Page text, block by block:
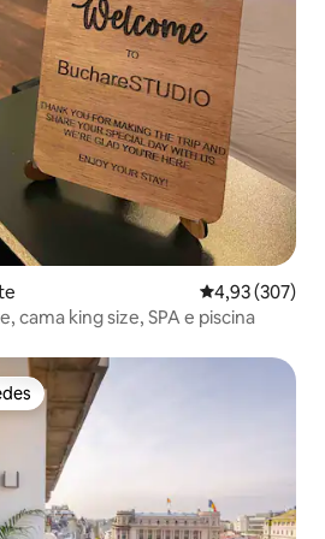
4,93 de uma
4,93 (307)
cama king size, SPA e piscina
dos hóspedes